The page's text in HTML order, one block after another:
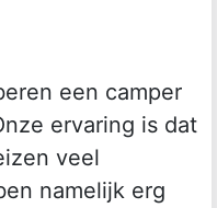
een camper
ervaring is dat
veel
namelijk erg